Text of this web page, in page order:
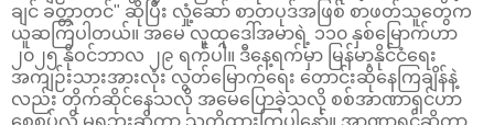
ချင် ခတ္တာတင်" ဆိုပြီး လှုံ့ဆော် စာတပုဒ်အဖြစ် စာဖတ်သူတွေက
ယူဆကြပါတယ်။ အမေ လူထုဒေါ်အမာရဲ့ ၁၁၀ နှစ်မြောက်ဟာ
၂၀၂၅ နိုဝင်ဘာလ ၂၉ ရက်ပါ။ ဒီနေ့ရက်မှာ မြန်မာ့နိုင်ငံရေး
အကျဉ်းသားအားလုံး လွတ်မြောက်ရေး တောင်းဆိုနေကြချိန်နဲ့
လည်း တိုက်ဆိုင်နေသလို အမေပြောခဲ့သလို စစ်အာဏာရှင်ဟာ
စေ့စပ်လို့ မရဘူးဆိုတာ သတိထားကြပါနော်။ အာဏာရှင်ဆိုတာ